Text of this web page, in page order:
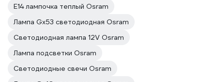
E14 лампочка теплый Osram
Лампа Gx53 светодиодная Osram
Светодиодная лампа 12V Osram
Лампа подсветки Osram
Светодиодные свечи Osram